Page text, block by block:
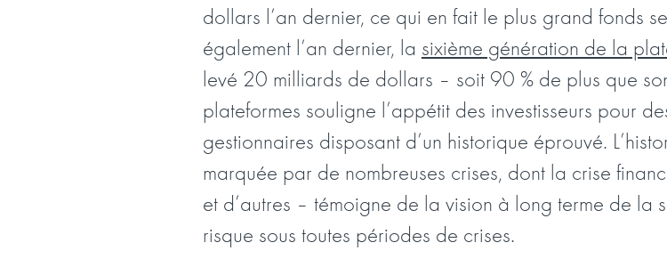
dollars l’an dernier, ce qui en fait le plus grand fonds
également l’an dernier, la sixième génération de la
levé 20 milliards de dollars – soit 90 % de plus que
plateformes souligne l’appétit des investisseurs pour
gestionnaires disposant d’un historique éprouvé.
marquée par de nombreuses crises, dont la crise
et d’autres – témoigne de la vision à long terme de
risque sous toutes périodes de crises.